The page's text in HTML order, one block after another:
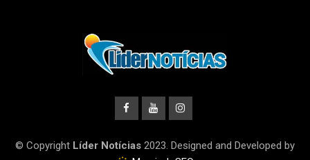
© Copyright Líder Notícias 2023. Designed and Developed by